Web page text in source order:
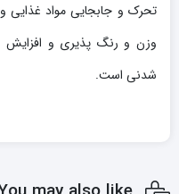
تحرک و جابجایی مواد غذایی و
وزن و رنگ پذیری و افزایش
شدنی است.